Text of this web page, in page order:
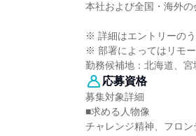
本社および全国・海外
※ 詳細はエントリーの
※ 部署によってはリモ
勤務候補地：北海道、
応募資格
募集対象詳細
■求める人物像
チャレンジ精神、フロ